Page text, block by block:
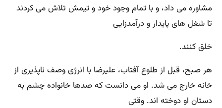
مشاوره می داد، و با تمام وجود خود و تیمش تلاش می کردند
تا شغل های پایدار و درآمدزایی
خلق کنند.
هر صبح، قبل از طلوع آفتاب، علیرضا با انرژی وصف ناپذیری از
خانه خارج می شد. او می دانست که صدها خانواده چشم به
دستان او دوخته اند. وقتی